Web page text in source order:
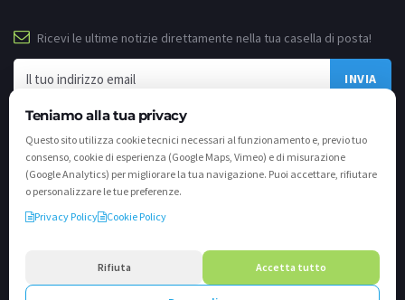
Teniamo alla tua privacy
Questo sito utilizza cookie tecnici necessari al funzionamento e, previo tuo
consenso, cookie di esperienza (Google Maps, Vimeo) e di misurazione
(Google Analytics) per migliorare la tua navigazione. Puoi accettare, rifiutare
o personalizzare le tue preferenze.
Privacy Policy
Cookie Policy
Rifiuta Accetta tutto
Ricevi le ultime notizie direttamente nella tua casella di posta!
Darfo Boario Terme (Bs) P.IVA e C.F. 02539810982 - REA / CCIAA (Bs) n. 458309
cap. soc. €894.900,00 i.v.